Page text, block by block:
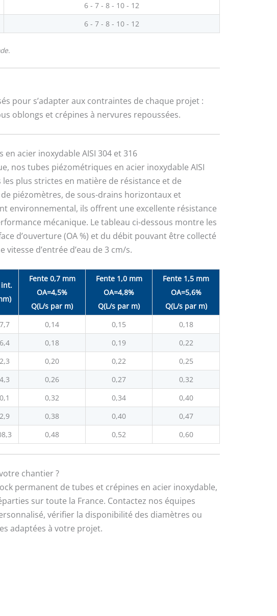
6 - 7 - 8 - 10 - 12
6 - 7 - 8 - 10 - 12
pour s’adapter aux contraintes de chaque projet :
oblongs et crépines à nervures repoussées.
acier inoxydable AISI 304 et 316
nos tubes piézométriques en acier inoxydable AISI
plus strictes en matière de résistance et de
piézomètres, de sous-drains horizontaux et
environnemental, ils offrent une excellente résistance
mécanique. Le tableau ci-dessous montre les
d’ouverture (OA %) et du débit pouvant être collecté
d’entrée d’eau de 3 cm/s.
Fente 0,7 mm
OA=4,5%
Q(L/s par m)
Fente 1,0 mm
OA=4,8%
Q(L/s par m)
Fente 1,5 mm
OA=5,6%
Q(L/s par m)
0,14 0,15
0,18
0,18 0,19
0,22
0,20 0,22
0,25
0,26 0,27
0,32
0,32 0,34
0,40
0,38 0,40
0,47
0,48 0,52 0,60
chantier ?
permanent de tubes et crépines en acier inoxydable,
sur toute la France. Contactez nos équipes
vérifier la disponibilité des diamètres ou
adaptées à votre projet.